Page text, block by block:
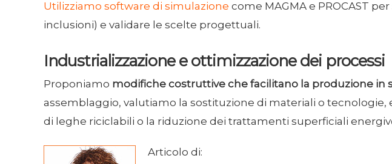
Utilizziamo software di simulazione come MAGMA e PROCAST
inclusioni) e validare le scelte progettuali.
Industrializzazione e ottimizzazione dei processi
Proponiamo modifiche costruttive che facilitano la produzione in
assemblaggio, valutiamo la sostituzione di materiali o
di leghe riciclabili o la riduzione dei trattamenti superficiali
Articolo di: